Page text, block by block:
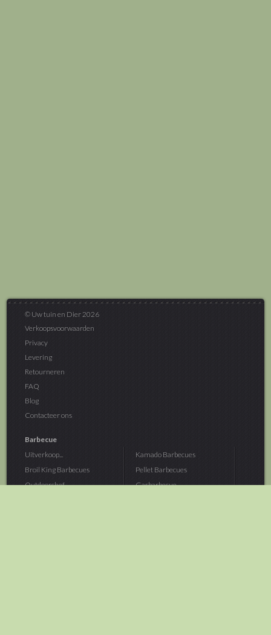
© Uw tuin en Dier 2026
Verkoopsvoorwaarden
Privacy
Levering
Retourneren
FAQ
Blog
Contacteer ons
Barbecue
Uitverkoop...
Broil King Barbecues
Outdoorchef...
Kamado Barbecues
Pellet Barbecues
Gasbarbecue